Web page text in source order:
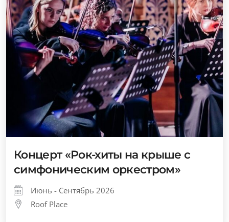
Концерт «Рок-хиты на крыше с
симфоническим оркестром»
Июнь - Сентябрь 2026
Roof Place